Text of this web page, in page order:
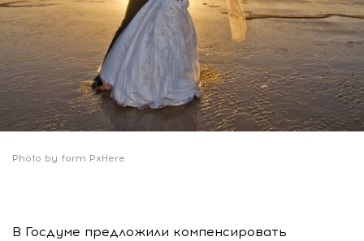
Photo by form PxHere
В Госдуме предложили компенсировать